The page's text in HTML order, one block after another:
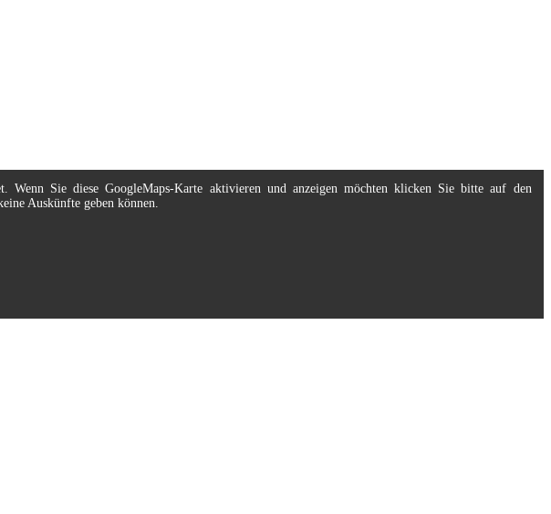
Sie diese GoogleMaps-Karte aktivieren und anzeigen möchten klicken Sie bitte auf den
Auskünfte geben können.